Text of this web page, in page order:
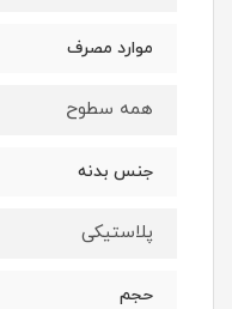
موارد مصرف
همه سطوح
جنس بدنه
پلاستیکی
حجم